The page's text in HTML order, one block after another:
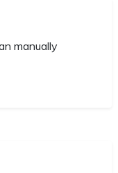
manually